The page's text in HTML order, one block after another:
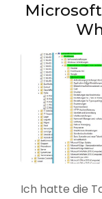
Ich hatte die